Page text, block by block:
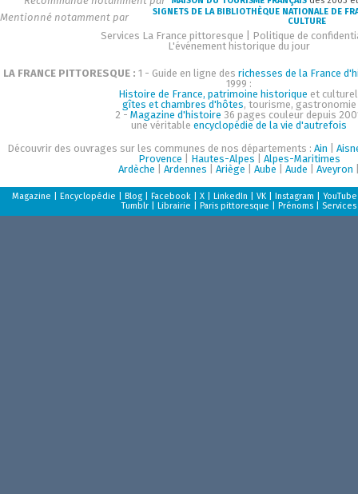
Mentionné notamment par
SIGNETS DE LA BIBLIOTHÈQUE NATIONALE DE
CULTURE
Services La France pittoresque
Politique de
L'événement historique du jour
LA FRANCE PITTORESQUE : 1 - Guide en ligne des richesses de la France
1999 :
Histoire de France, patrimoine historique et
gîtes et chambres d'hôtes, tourisme, gastronomie
2 - Magazine d'histoire 36 pages couleur depuis
une véritableencyclopédie de la vie d'autrefois
Découvrir des ouvrages sur les communes de nos départements :Ain |
Provence
Hautes-Alpes
Alpes-Maritimes
Ardèche |Ardennes |Ariège |Aube |Aude |Aveyron
Magazine |Encyclopédie |Blog |Facebook |X |LinkedIn |VK |Instagram |YouTube
Tumblr |Librairie |Paris pittoresque |Prénoms Services